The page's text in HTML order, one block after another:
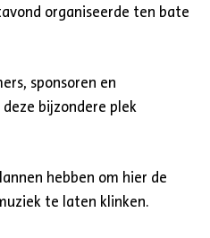
organiseerde ten bate
sponsoren en
bijzondere plek
hebben om hier de
te laten klinken.